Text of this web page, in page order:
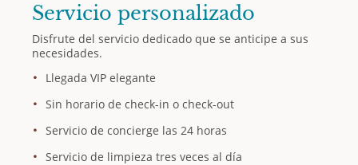
Servicio personalizado
Disfrute del servicio dedicado que se anticipe a sus
necesidades.
Llegada VIP elegante
Sin horario de check-in o check-out
Servicio de concierge las 24 horas
Servicio de limpieza tres veces al día